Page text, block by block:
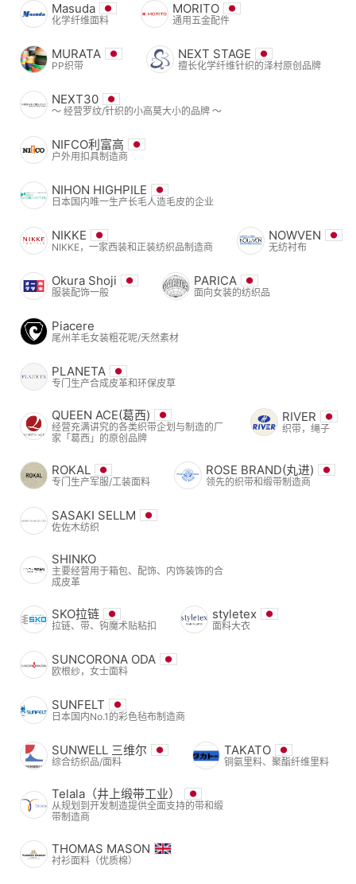
Masuda
化学纤维面料
MORITO
通用五金配件
MURATA
PP织带
NEXT STAGE
擅长化学纤维针织的泽村原创品牌
NEXT30
〜 经营罗纹/针织的小高莫大小的品牌 〜
NIFCO利富高
户外用扣具制造商
NIHON HIGHPILE
日本国内唯一生产长毛人造毛皮的企业
NIKKE
NIKKE，一家西装和正装纺织品制造商
NOWVEN
无纺衬布
Okura Shoji
服装配饰一般
PARICA
面向女装的纺织品
Piacere
尾州羊毛女装粗花呢/天然素材
PLANETA
专门生产合成皮革和环保皮草
QUEEN ACE(葛西)
经营充满讲究的各类织带企划与制造的厂
家「葛西」的原创品牌
RIVER
织带，绳子
ROKAL
专门生产军服/工装面料
ROSE BRAND(丸进)
领先的织带和缎带制造商
SASAKI SELLM
佐佐木纺织
SHINKO
主要经营用于箱包、配饰、内饰装饰的合
成皮革
SKO拉链
拉链、带、钩魔术贴粘扣
styletex
面料大衣
SUNCORONA ODA
欧根纱，女士面料
SUNFELT
日本国内No.1的彩色毡布制造商
SUNWELL 三维尔
综合纺织品/面料
TAKATO
铜氨里料、聚酯纤维里料
Telala（井上缎带工业）
从规划到开发制造提供全面支持的带和缎
带制造商
THOMAS MASON
衬衫面料（优质棉）